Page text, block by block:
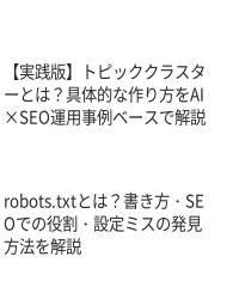
【実践版】トピッククラスタ
ーとは？具体的な作り方をAI
×SEO運用事例ベースで解説
robots.txtとは？書き方・SE
Oでの役割・設定ミスの発見
方法を解説